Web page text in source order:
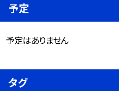
予定
予定はありません
タグ